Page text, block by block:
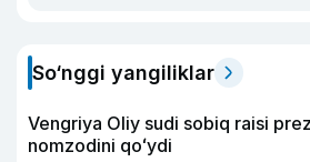
So‘nggi yangiliklar
Vengriya Oliy sudi sobiq raisi
nomzodini qoʻydi